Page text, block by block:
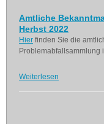
Amtliche
Herbst 2022
Hier finden Sie die
Problemabfallsammlung
Weiterlesen